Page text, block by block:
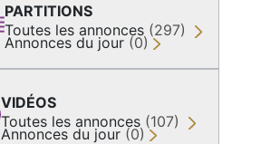
PARTITIONS
Toutes les annonces (297)
Annonces du jour (0)
VIDÉOS
Toutes les annonces (107)
Annonces du jour (0)